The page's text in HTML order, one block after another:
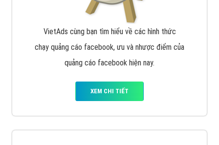
VietAds cùng bạn tìm hiểu về các hình thức
chạy quảng cáo facebook, ưu và nhược điểm của
quảng cáo facebook hiện nay.
XEM CHI TIẾT